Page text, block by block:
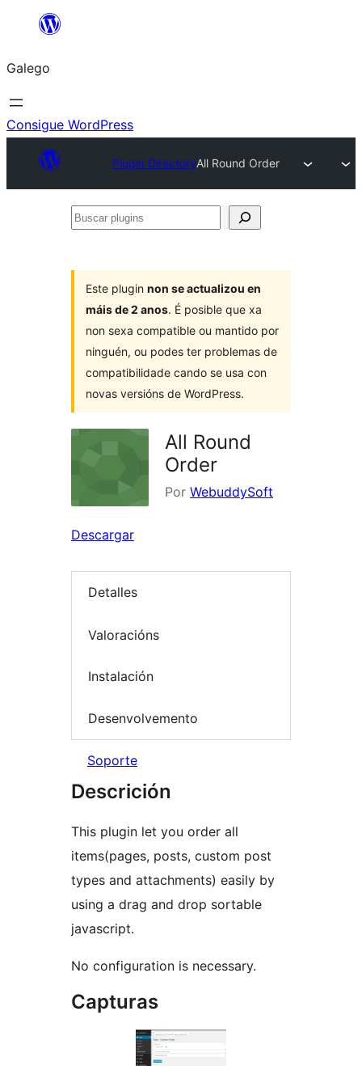
Saltar
contido
Galego
Consigue WordPress
Plugin DirectoryAll Round Order
Buscar
Este plugin non se actualizou en
máis de 2 anos. É posible que xa
non sexa compatible ou mantido por
ninguén, ou podes ter problemas de
compatibilidade cando se usa con
novas versións de WordPress.
All Round
Order
Por WebuddySoft
Descargar
Detalles
Valoracións
Instalación
Desenvolvemento
Soporte
Descrición
This plugin let you order all
items(pages, posts, custom post
types and attachments) easily by
using a drag and drop sortable
javascript.
No configuration is necessary.
Capturas